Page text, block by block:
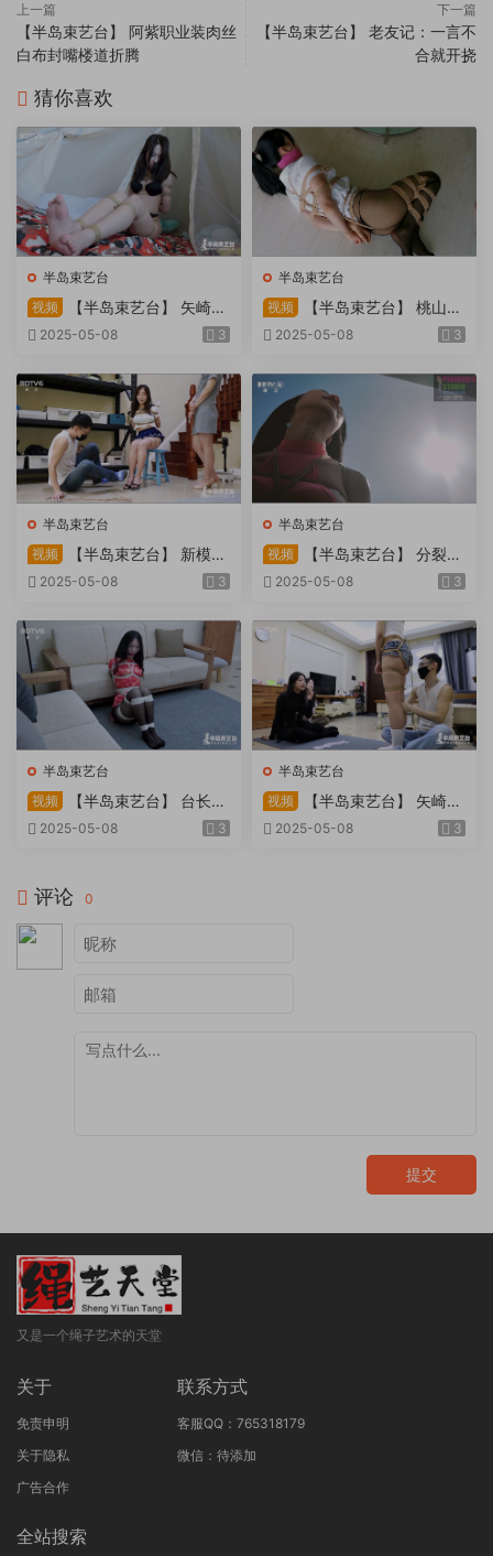
上一篇
【半岛束艺台】 阿紫职业装肉丝
白布封嘴楼道折腾
下一篇
【半岛束艺台】 老友记：一言不
合就开挠
猜你喜欢
半岛束艺台
视频
【半岛束艺台】 矢崎
物业为您服务
2025-05-08 3
半岛束艺台
视频
【半岛束艺台】 桃山漫
画改编03 团缚美女超刺激玩
2025-05-08 3
半岛束艺台
视频
【半岛束艺台】 新模奎
因试镜，宛如阿紫再现
2025-05-08 3
半岛束艺台
视频
【半岛束艺台】 分裂的
快感：捆绑检阅式，车顶冷风
天。过路车辆..
2025-05-08 3
半岛束艺台
视频
【半岛束艺台】 台长不
在的时候
2025-05-08 3
半岛束艺台
视频
【半岛束艺台】 矢崎
泽爱 世界上运气最差的女孩
2025-05-08 3
评论 0
提交
又是一个绳子艺术的天堂
关于
免责申明
关于隐私
广告合作
联系方式
客服QQ：765318179
微信：待添加
全站搜索